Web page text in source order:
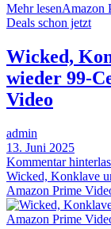
Mehr lesenAmazon
Deals schon jetzt
Wicked,
wieder 99-
Video
admin
13. Juni 2025
Kommentar
Wicked, Konklave
Amazon Prime